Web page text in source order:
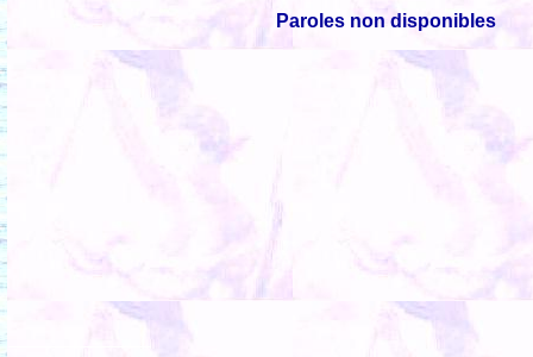
Paroles non disponibles